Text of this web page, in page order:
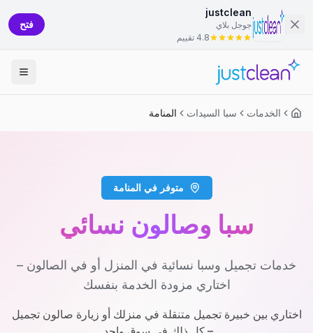
justclean
جوجل بلاي
4.8 تقييم
فتح
الخدمات سبا السيدات المنامة
متوفر في المنامة
سبا وصالون نسائي
خدمات تجميل وسبا نسائية في المنزل أو في الصالون –
اختاري مزودة الخدمة بنفسك
اختاري بين خبيرة تجميل متنقلة في منزلك أو زيارة صالون تجميل